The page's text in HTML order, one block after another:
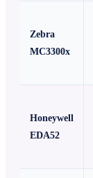
Zebra
MC3300x
Honeywell
EDA52